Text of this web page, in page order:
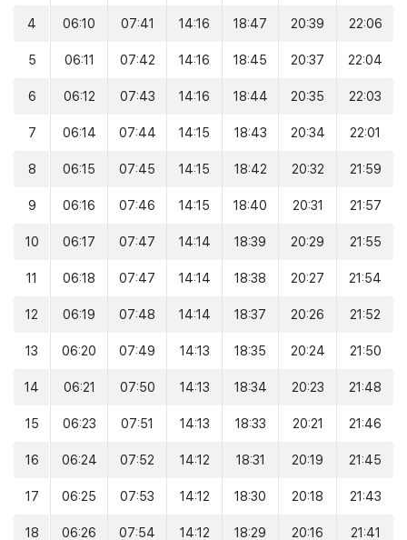
4 06:10 07:41 14:16 18:47 20:39 22:06
5 06:11 07:42 14:16 18:45 20:37 22:04
6 06:12 07:43 14:16 18:44 20:35 22:03
7 06:14 07:44 14:15 18:43 20:34 22:01
8 06:15 07:45 14:15 18:42 20:32 21:59
9 06:16 07:46 14:15 18:40 20:31 21:57
10 06:17 07:47 14:14 18:39 20:29 21:55
11 06:18 07:47 14:14 18:38 20:27 21:54
12 06:19 07:48 14:14 18:37 20:26 21:52
13 06:20 07:49 14:13 18:35 20:24 21:50
14 06:21 07:50 14:13 18:34 20:23 21:48
15 06:23 07:51 14:13 18:33 20:21 21:46
16 06:24 07:52 14:12 18:31 20:19 21:45
17 06:25 07:53 14:12 18:30 20:18 21:43
18 06:26 07:54 14:12 18:29 20:16 21:41